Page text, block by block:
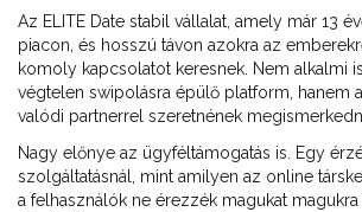
Az ELITE Date stabil vállalat, amely már 13
piacon, és hosszú távon azokra az
komoly kapcsolatot keresnek. Nem alkalmi
végtelen swipolásra épülő platform, hanem
valódi partnerrel szeretnének
Nagy előnye az ügyféltámogatás is. Egy
szolgáltatásnál, mint amilyen az online
a felhasználók ne érezzék magukat magukra